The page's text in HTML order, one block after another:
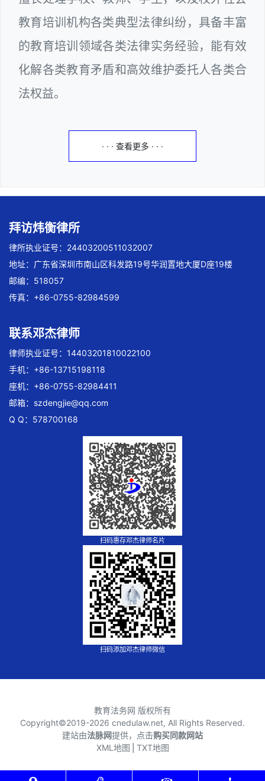
教育培训机构各类典型法律纠纷，具备丰富
的教育培训领域各类法律实务经验，能有效
化解各类教育矛盾和高效维护委托人各类合
法权益。
· · · 查看更多 · · ·
拜访炜衡律所
律所执业证号：24403200511032007
地址：广东省深圳市南山区科发路19号华润置地大厦D座19楼
邮编：518057
传真：+86-0755-82984599
联系邓杰律师
律师执业证号：14403201810022100
手机：+86-13715198118
座机：+86-0755-82984411
邮箱： szdengjie@qq.com
Q Q：578700168
扫码惠存邓杰律师名片
扫码添加邓杰律师微信
教育法务网 版权所有
Copyright©2019-2026 cnedulaw.net, All Rights Reserved.
建站由法脉网提供，点击购买同款网站
XML地图 TXT地图